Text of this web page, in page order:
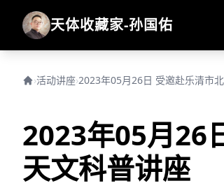
天体收藏家-孙国佑
›活动讲座›2023年05月26日 受邀赴乐清市
2023年05月26
天文科普讲座